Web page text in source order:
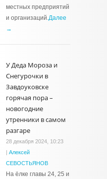
местных предприятий
и организаций.Далее
→
У Деда Мороза и
Снегурочки в
Завдоуковске
горячая пора –
новогодние
утренники в самом
разгаре
28 декабря 2024, 10:23
| Алексей
СЕВОСТЬЯНОВ
На ёлке главы 24, 25 и